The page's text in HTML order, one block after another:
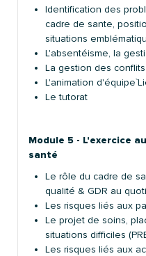
Identification des
cadre de sante,
situations
L'absentéisme, la
La gestion des conflits
L'animation
Le tutorat
Module 5 - L'exercice
santé
Le rôle du cadre de
qualité & GDR au
Les risques liés aux
Le projet de soins,
situations difficiles
Les risques liés aux